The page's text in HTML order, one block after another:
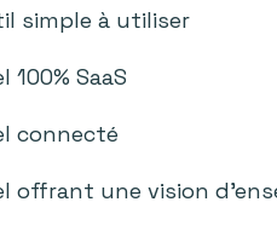
simple à utiliser
100% SaaS
connecté
offrant une vision